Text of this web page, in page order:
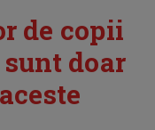
de copii
doar